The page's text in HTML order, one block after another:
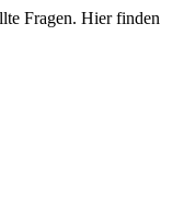
Fragen. Hier finden